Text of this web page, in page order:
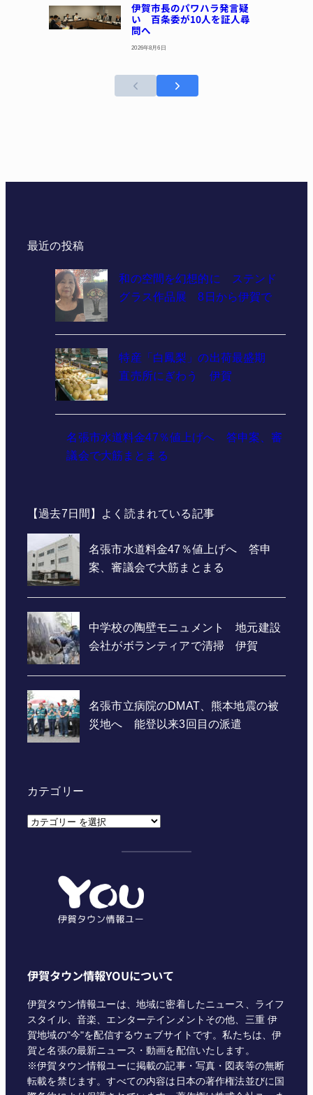
伊賀市長のパワハラ発言疑
い 百条委が10人を証人尋
問へ
2026年8月6日
最近の投稿
和の空間を幻想的に ステンド
グラス作品展 8日から伊賀で
特産「白鳳梨」の出荷最盛期
直売所にぎわう 伊賀
名張市水道料金47％値上げへ 答申案、審
議会で大筋まとまる
【過去7日間】よく読まれている記事
カテゴリー
カ
伊賀タウン情報YOUについて
伊賀タウン情報ユーは、地域に密着したニュース、ライフ
スタイル、音楽、エンターテインメントその他、三重 伊
賀地域の"今"を配信するウェブサイトです。私たちは、伊
賀と名張の最新ニュース・動画を配信いたします。
※伊賀タウン情報ユーに掲載の記事・写真・図表等の無断
転載を禁じます。すべての内容は日本の著作権法並びに国